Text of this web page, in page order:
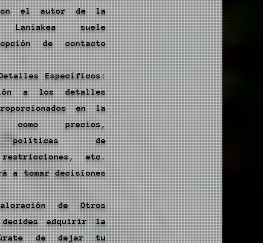
con el autor de la
Laniakea suele
de contacto
Específicos:
a los detalles
en la
como precios,
políticas de
restricciones, etc.
a tomar decisiones
de Otros
adquirir la
de dejar tu